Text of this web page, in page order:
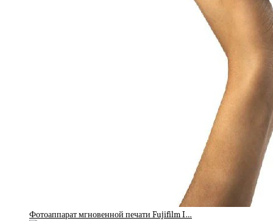
Фотоаппарат мгновенной печати Fujifilm I…